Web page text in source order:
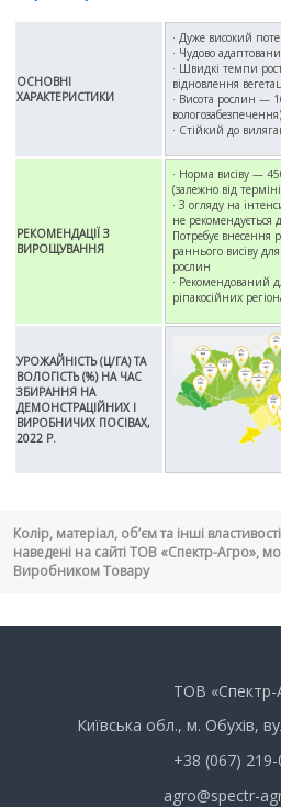
ОСНОВНІ
ХАРАКТЕРИСТИКИ
· Дуже високий
· Чудово
· Швидкі темпи
відновлення
· Висота рослин —
вологозабезпечення)
· Стійкий до
РЕКОМЕНДАЦІЇ З
ВИРОЩУВАННЯ
· Норма висіву —
(залежно від
· З огляду на
не рекомендується
Потребує внесення
раннього висіву
рослин
· Рекомендований
ріпакосійних
УРОЖАЙНІСТЬ (Ц/ГА) ТА
ВОЛОГІСТЬ (%) НА ЧАС
ЗБИРАННЯ НА
ДЕМОНСТРАЦІЙНИХ І
ВИРОБНИЧИХ ПОСІВАХ,
2022 Р.
Колір, матеріал, об’єм та інші
наведені на сайті ТОВ «Спектр-Агро»,
Виробником Товару
ТОВ «Спектр-
Київська обл., м. Обухів,
+38 (067)
agro@spectr-